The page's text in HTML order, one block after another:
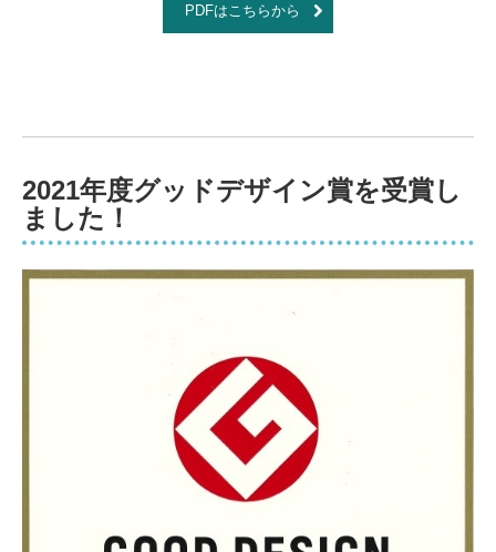
PDFはこちらから
2021年度グッドデザイン賞を受賞し
ました！